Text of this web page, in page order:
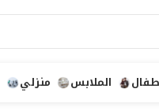
الملابس منزلي